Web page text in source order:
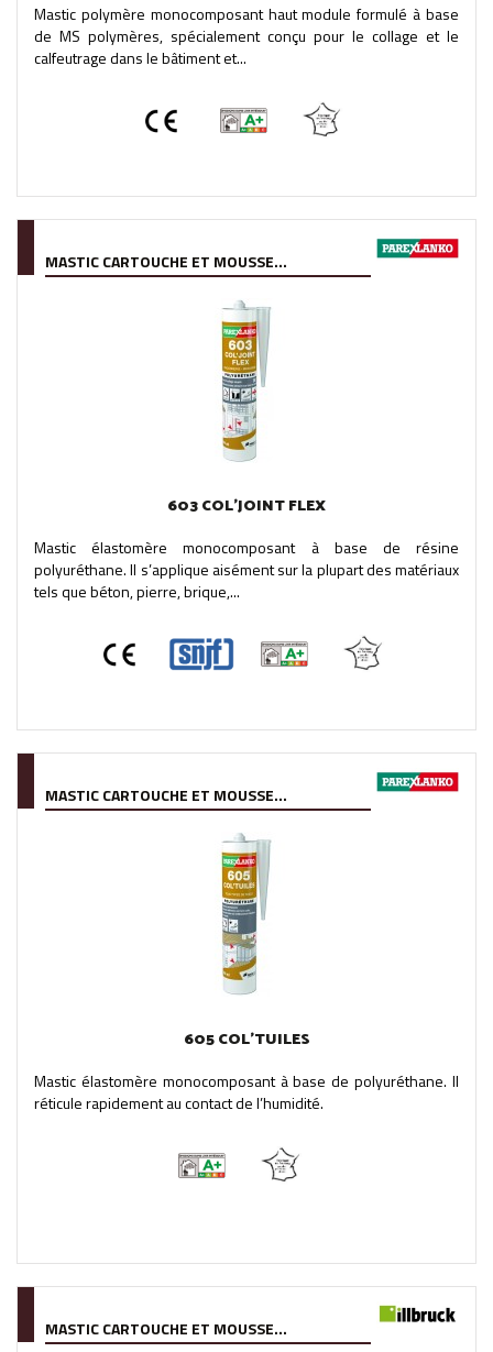
Mastic polymère monocomposant haut module formulé à base
de MS polymères, spécialement conçu pour le collage et le
calfeutrage dans le bâtiment et...
MASTIC CARTOUCHE ET MOUSSE...
603 COL’JOINT FLEX
Mastic élastomère monocomposant à base de résine
polyuréthane. Il s’applique aisément sur la plupart des matériaux
tels que béton, pierre, brique,...
MASTIC CARTOUCHE ET MOUSSE...
605 COL’TUILES
Mastic élastomère monocomposant à base de polyuréthane. Il
réticule rapidement au contact de l’humidité.
MASTIC CARTOUCHE ET MOUSSE...